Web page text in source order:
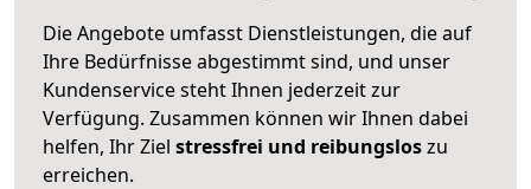
Die Angebote umfasst Dienstleistungen, die auf
Ihre Bedürfnisse abgestimmt sind, und unser
Kundenservice steht Ihnen jederzeit zur
Verfügung. Zusammen können wir Ihnen dabei
helfen, Ihr Ziel stressfrei und reibungsloszu
erreichen.